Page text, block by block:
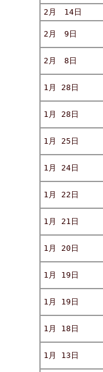
2月 14日
2月 9日
2月 8日
1月 28日
1月 28日
1月 25日
1月 24日
1月 22日
1月 21日
1月 20日
1月 19日
1月 19日
1月 18日
1月 13日